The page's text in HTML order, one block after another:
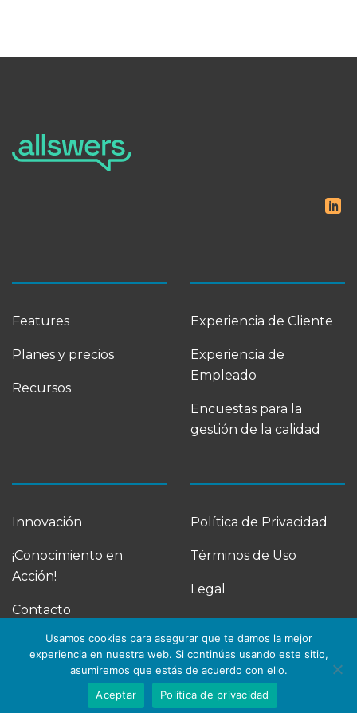
Features
Planes y precios
Recursos
Experiencia de Cliente
Experiencia de
Empleado
Encuestas para la
gestión de la calidad
Innovación
¡Conocimiento en
Acción!
Contacto
Política de Privacidad
Términos de Uso
Legal
© Allswers S.L. Todos los derechos reservados 2020-2026
Usamos cookies para asegurar que te damos la mejor
experiencia en nuestra web. Si continúas usando este sitio,
asumiremos que estás de acuerdo con ello.
Aceptar
Política de privacidad